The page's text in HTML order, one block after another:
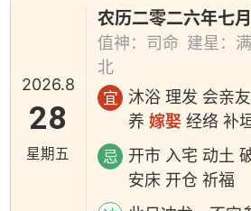
2026.8
28
星期五
农历二零二六年七
值神：司命 建星：
北
宜
沐浴 理发 会亲
养嫁娶 经络 补
忌
开市 入宅 动土
安床 开仓 祈福